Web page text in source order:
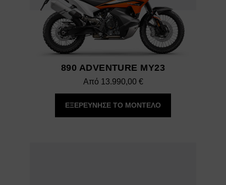
890 ADVENTURE MY23
Από 13.990,00 €
ΕΞΕΡΕΥΝΗΣΕ ΤΟ ΜΟΝΤΕΛΟ